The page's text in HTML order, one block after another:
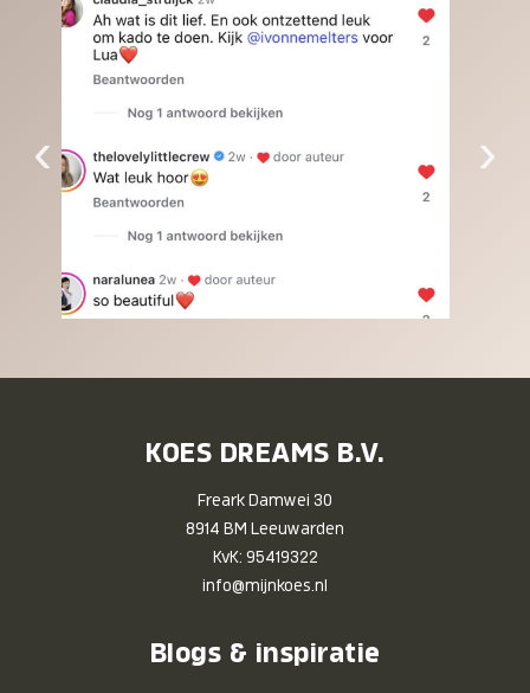
‹ ›
KOES DREAMS B.V.
Freark Damwei 30
8914 BM Leeuwarden
KvK: 95419322
info@mijnkoes.nl
Blogs & inspiratie